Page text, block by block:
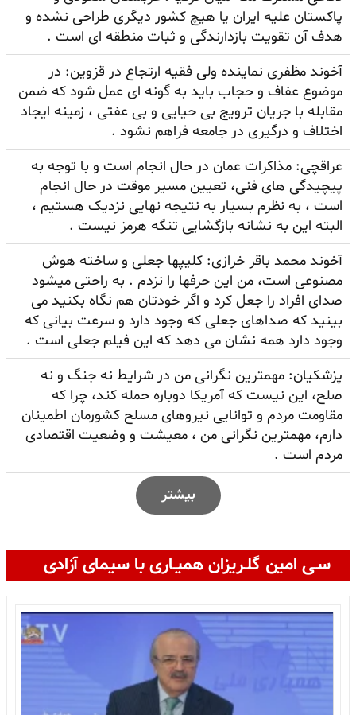
پاکستان علیه ایران یا هیچ کشور دیگری طراحی نشده و
هدف آن تقویت بازدارندگی و ثبات منطقه ای است .
آخوند مظفری نماینده ولی فقیه ارتجاع در قزوین: در
موضوع عفاف و حجاب باید به گونه ای عمل شود که ضمن
مقابله با جریان ترویج بی حیایی و بی عفتی ، زمینه ایجاد
اختلاف و درگیری در جامعه فراهم نشود .
عراقچی: مذاکرات عمان در حال انجام است و با توجه به
پیچیدگی های فنی، تعیین مسیر موقت در حال انجام
است ، به نظرم بسیار به نتیجه نهایی نزدیک هستیم ،
البته این به نشانه بازگشایی تنگه هرمز نیست .
آخوند محمد باقر خرازی: کلیپها جعلی و ساخته هوش
مصنوعی است، من این حرفها را نزدم . به راحتی میشود
صدای افراد را جعل کرد و اگر خودتان هم نگاه بکنید می
بینید که صداهای جعلی که وجود دارد و سرعت بیانی که
وجود دارد همه نشان می دهد که این فیلم جعلی است .
پزشکیان: مهمترین نگرانی من در شرایط نه جنگ و نه
صلح، این نیست که آمریکا دوباره حمله کند، چرا که
مقاومت مردم و توانایی نیروهای مسلح کشورمان اطمینان
دارم، مهمترین نگرانی من ، معیشت و وضعیت اقتصادی
مردم است .
بیشتر
سـی امین گلـریزان همیـاری با سیمای آزادی